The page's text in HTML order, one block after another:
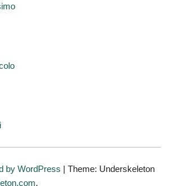
by WordPress | Theme: Underskeleton
.